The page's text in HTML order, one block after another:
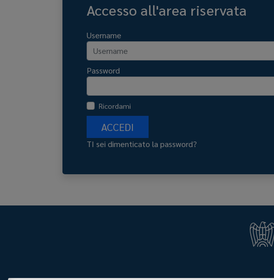
Accesso all'area riservata
Username
Password
Ricordami
ACCEDI
TI sei dimenticato la password?